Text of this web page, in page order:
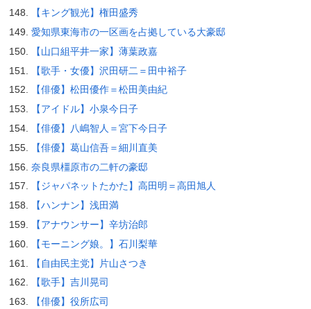
【キング観光】権田盛秀
愛知県東海市の一区画を占拠している大豪邸
【山口組平井一家】薄葉政嘉
【歌手・女優】沢田研二＝田中裕子
【俳優】松田優作＝松田美由紀
【アイドル】小泉今日子
【俳優】八嶋智人＝宮下今日子
【俳優】葛山信吾＝細川直美
奈良県橿原市の二軒の豪邸
【ジャパネットたかた】高田明＝高田旭人
【ハンナン】浅田満
【アナウンサー】辛坊治郎
【モーニング娘。】石川梨華
【自由民主党】片山さつき
【歌手】吉川晃司
【俳優】役所広司